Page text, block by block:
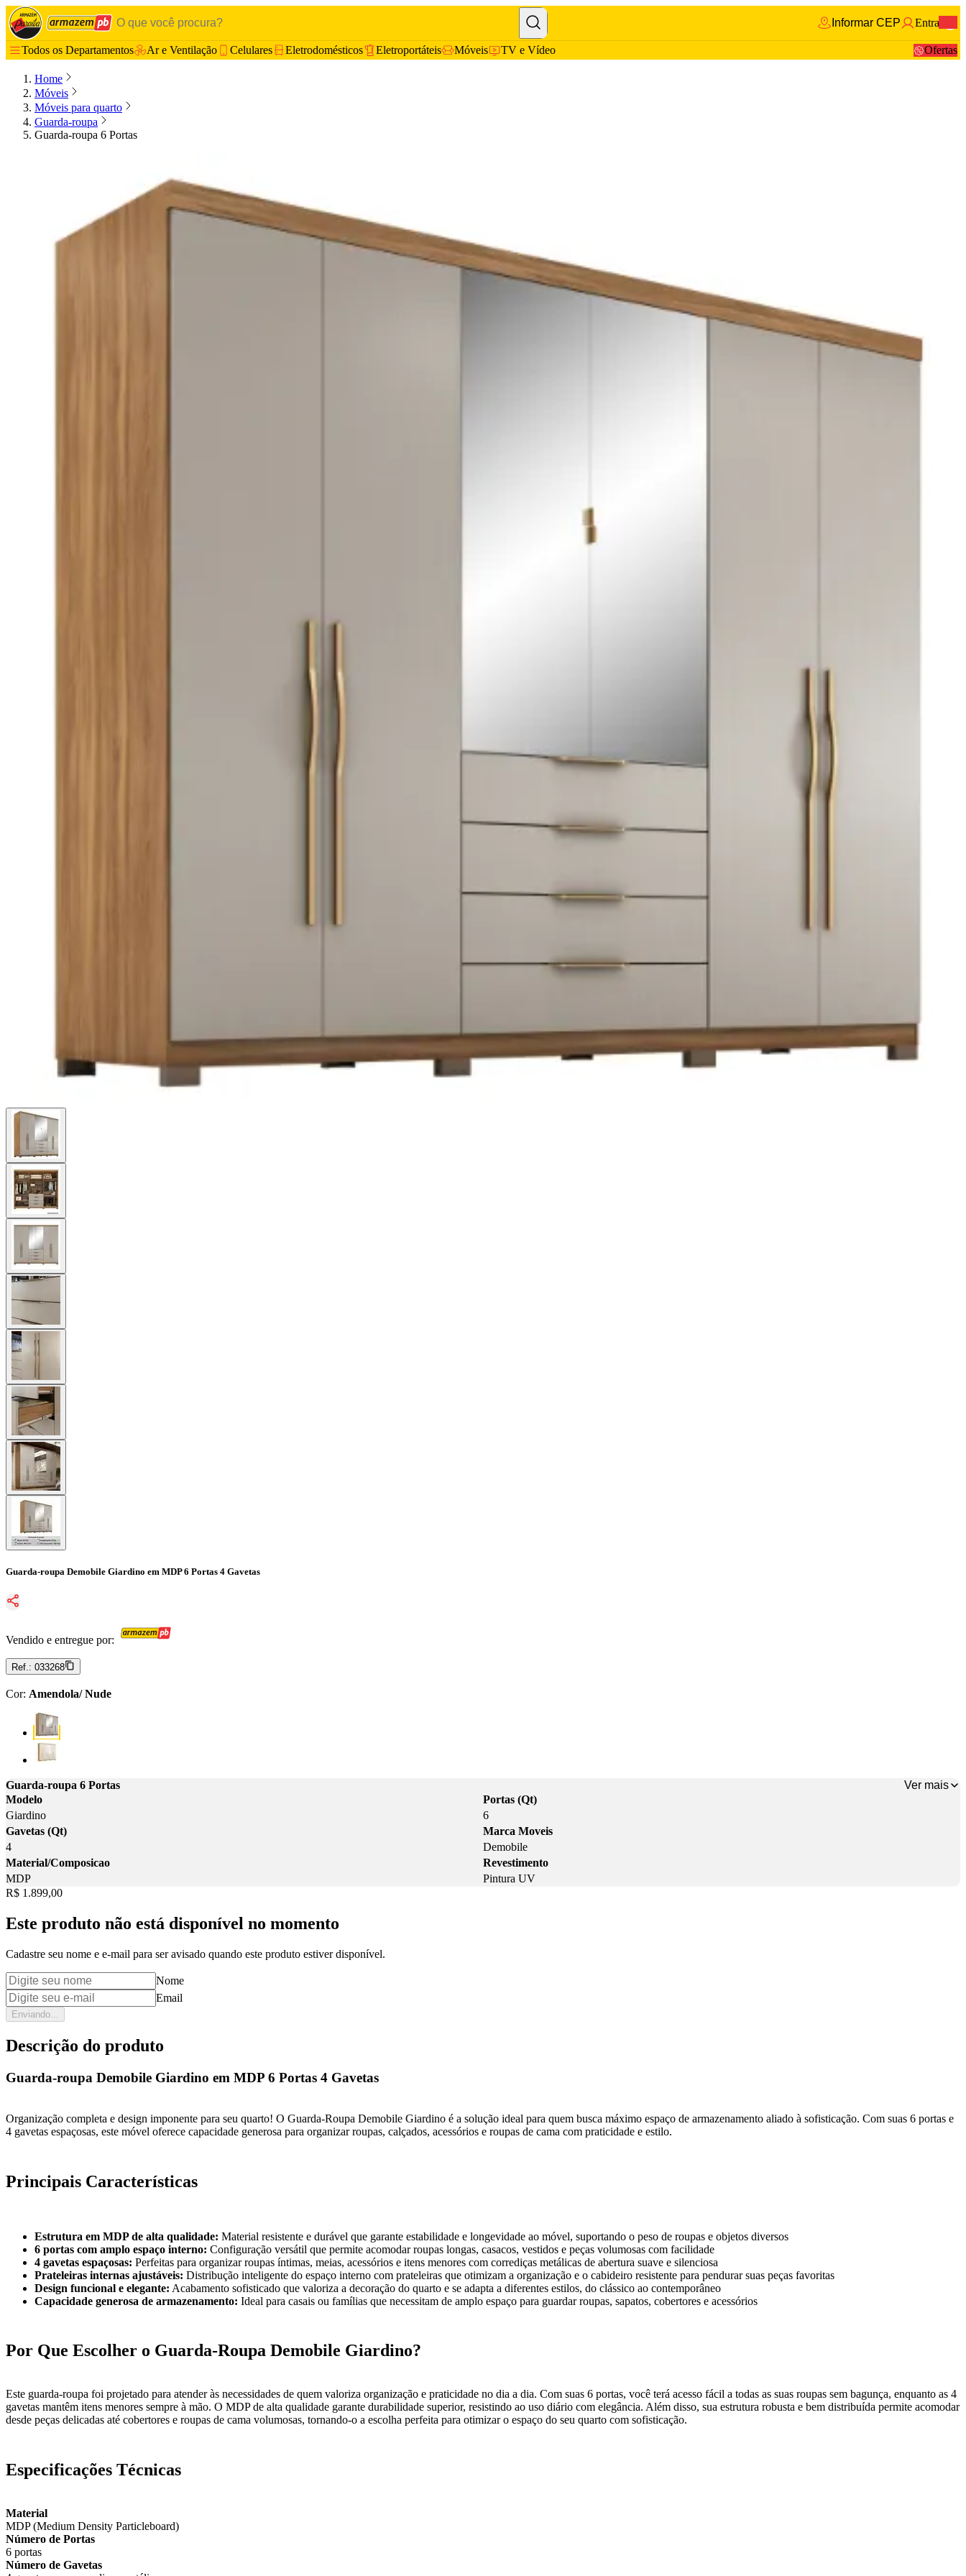
Informar CEP Entrar
Todos os Departamentos Ar e Ventilação Celulares Eletrodomésticos Eletroportáteis Móveis TV e Vídeo Ofertas
Home
Móveis
Móveis para quarto
Guarda-roupa
Guarda-roupa 6 Portas
Guarda-roupa Demobile Giardino em MDP 6 Portas 4 Gavetas
Vendido e entregue por:
Ref.: 033268
Cor: Amendola/ Nude
Cor: Amendola/ Nude
Cor: Cinamomo/ Off White
Guarda-roupa 6 Portas
Ver mais
Modelo
Giardino
Portas (Qt)
6
Gavetas (Qt)
4
Marca Moveis
Demobile
Material/Composicao
MDP
Revestimento
Pintura UV
Price:
R$ 1.899,00
Este produto não está disponível no momento
Cadastre seu nome e e-mail para ser avisado quando este produto estiver disponível.
Nome
Email
Enviando...
Descrição do produto
Guarda-roupa Demobile Giardino em MDP 6 Portas 4 Gavetas
Organização completa e design imponente para seu quarto! O Guarda-Roupa Demobile Giardino é a solução ideal para quem busca máximo espaço de armazenamento aliado à sofisticação. Com suas 6 portas e
4 gavetas espaçosas, este móvel oferece capacidade generosa para organizar roupas, calçados, acessórios e roupas de cama com praticidade e estilo.
Principais Características
Estrutura em MDP de alta qualidade: Material resistente e durável que garante estabilidade e longevidade ao móvel, suportando o peso de roupas e objetos diversos
6 portas com amplo espaço interno: Configuração versátil que permite acomodar roupas longas, casacos, vestidos e peças volumosas com facilidade
4 gavetas espaçosas: Perfeitas para organizar roupas íntimas, meias, acessórios e itens menores com corrediças metálicas de abertura suave e silenciosa
Prateleiras internas ajustáveis: Distribução inteligente do espaço interno com prateleiras que otimizam a organização e o cabideiro resistente para pendurar suas peças favoritas
Design funcional e elegante: Acabamento sofisticado que valoriza a decoração do quarto e se adapta a diferentes estilos, do clássico ao contemporâneo
Capacidade generosa de armazenamento: Ideal para casais ou famílias que necessitam de amplo espaço para guardar roupas, sapatos, cobertores e acessórios
Por Que Escolher o Guarda-Roupa Demobile Giardino?
Este guarda-roupa foi projetado para atender às necessidades de quem valoriza organização e praticidade no dia a dia. Com suas 6 portas, você terá acesso fácil a todas as suas roupas sem bagunça, enquanto as 4
gavetas mantêm itens menores sempre à mão. O MDP de alta qualidade garante durabilidade superior, resistindo ao uso diário com elegância. Além disso, sua estrutura robusta e bem distribuída permite acomodar
desde peças delicadas até cobertores e roupas de cama volumosas, tornando-o a escolha perfeita para otimizar o espaço do seu quarto com sofisticação.
Especificações Técnicas
Material
MDP (Medium Density Particleboard)
Número de Portas
6 portas
Número de Gavetas